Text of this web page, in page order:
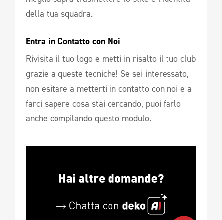
della tua squadra.
Entra in Contatto con Noi
Rivisita il tuo logo e metti in risalto il tuo club
grazie a queste tecniche! Se sei interessato,
non esitare a metterti in contatto con noi e a
farci sapere cosa stai cercando, puoi farlo
anche compilando questo modulo.